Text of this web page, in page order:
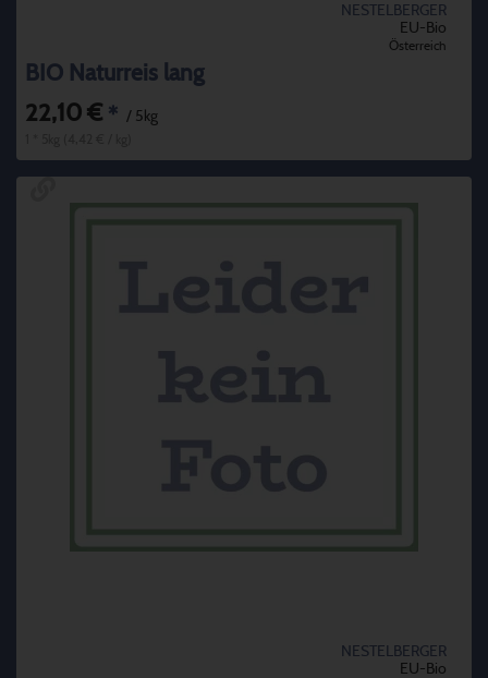
NESTELBERGER
EU-Bio
Österreich
BIO Naturreis lang
22,10 € * / 5kg
NESTELBERGER
EU-Bio